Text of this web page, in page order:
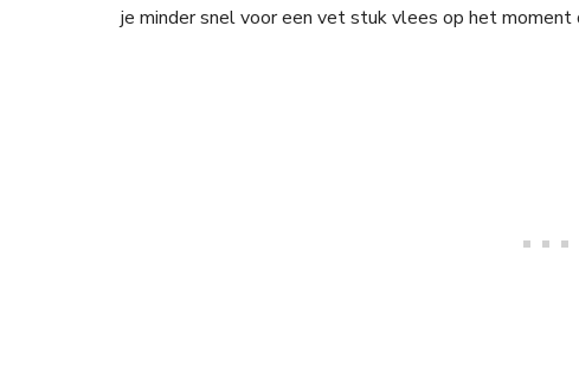
je minder snel voor een vet stuk vlees op het